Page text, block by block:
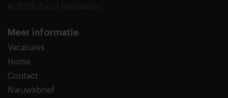
Meer informatie
Vacatures
Home
Contact
Nieuwsbrief